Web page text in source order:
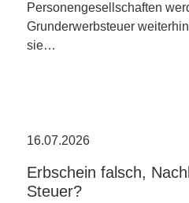
Personengesellschaften
Grunderwerbsteuer
sie…
16.07.2026
Erbschein falsch,
Steuer?